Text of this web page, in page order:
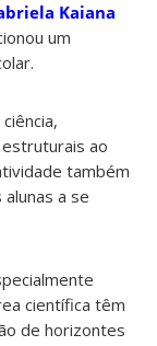
Kaiana
um
ao
também
a se
científica têm
de horizontes